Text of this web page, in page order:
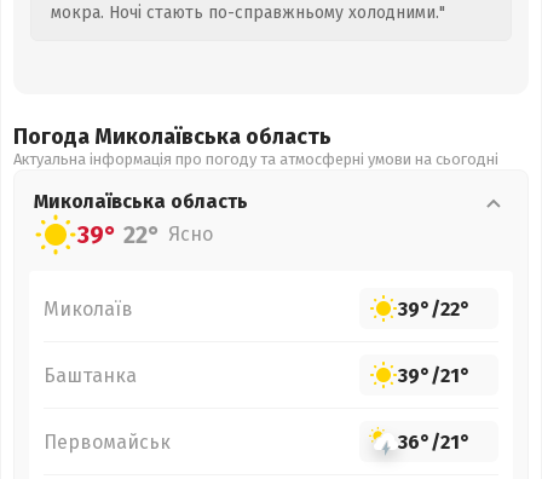
мокра. Ночі стають по-справжньому холодними."
Погода Миколаївська область
Актуальна інформація про погоду та атмосферні умови на сьогодні
Миколаївська область
39° 22° Ясно
Миколаїв 39°/22°
Баштанка 39°/21°
Первомайськ 36°/21°